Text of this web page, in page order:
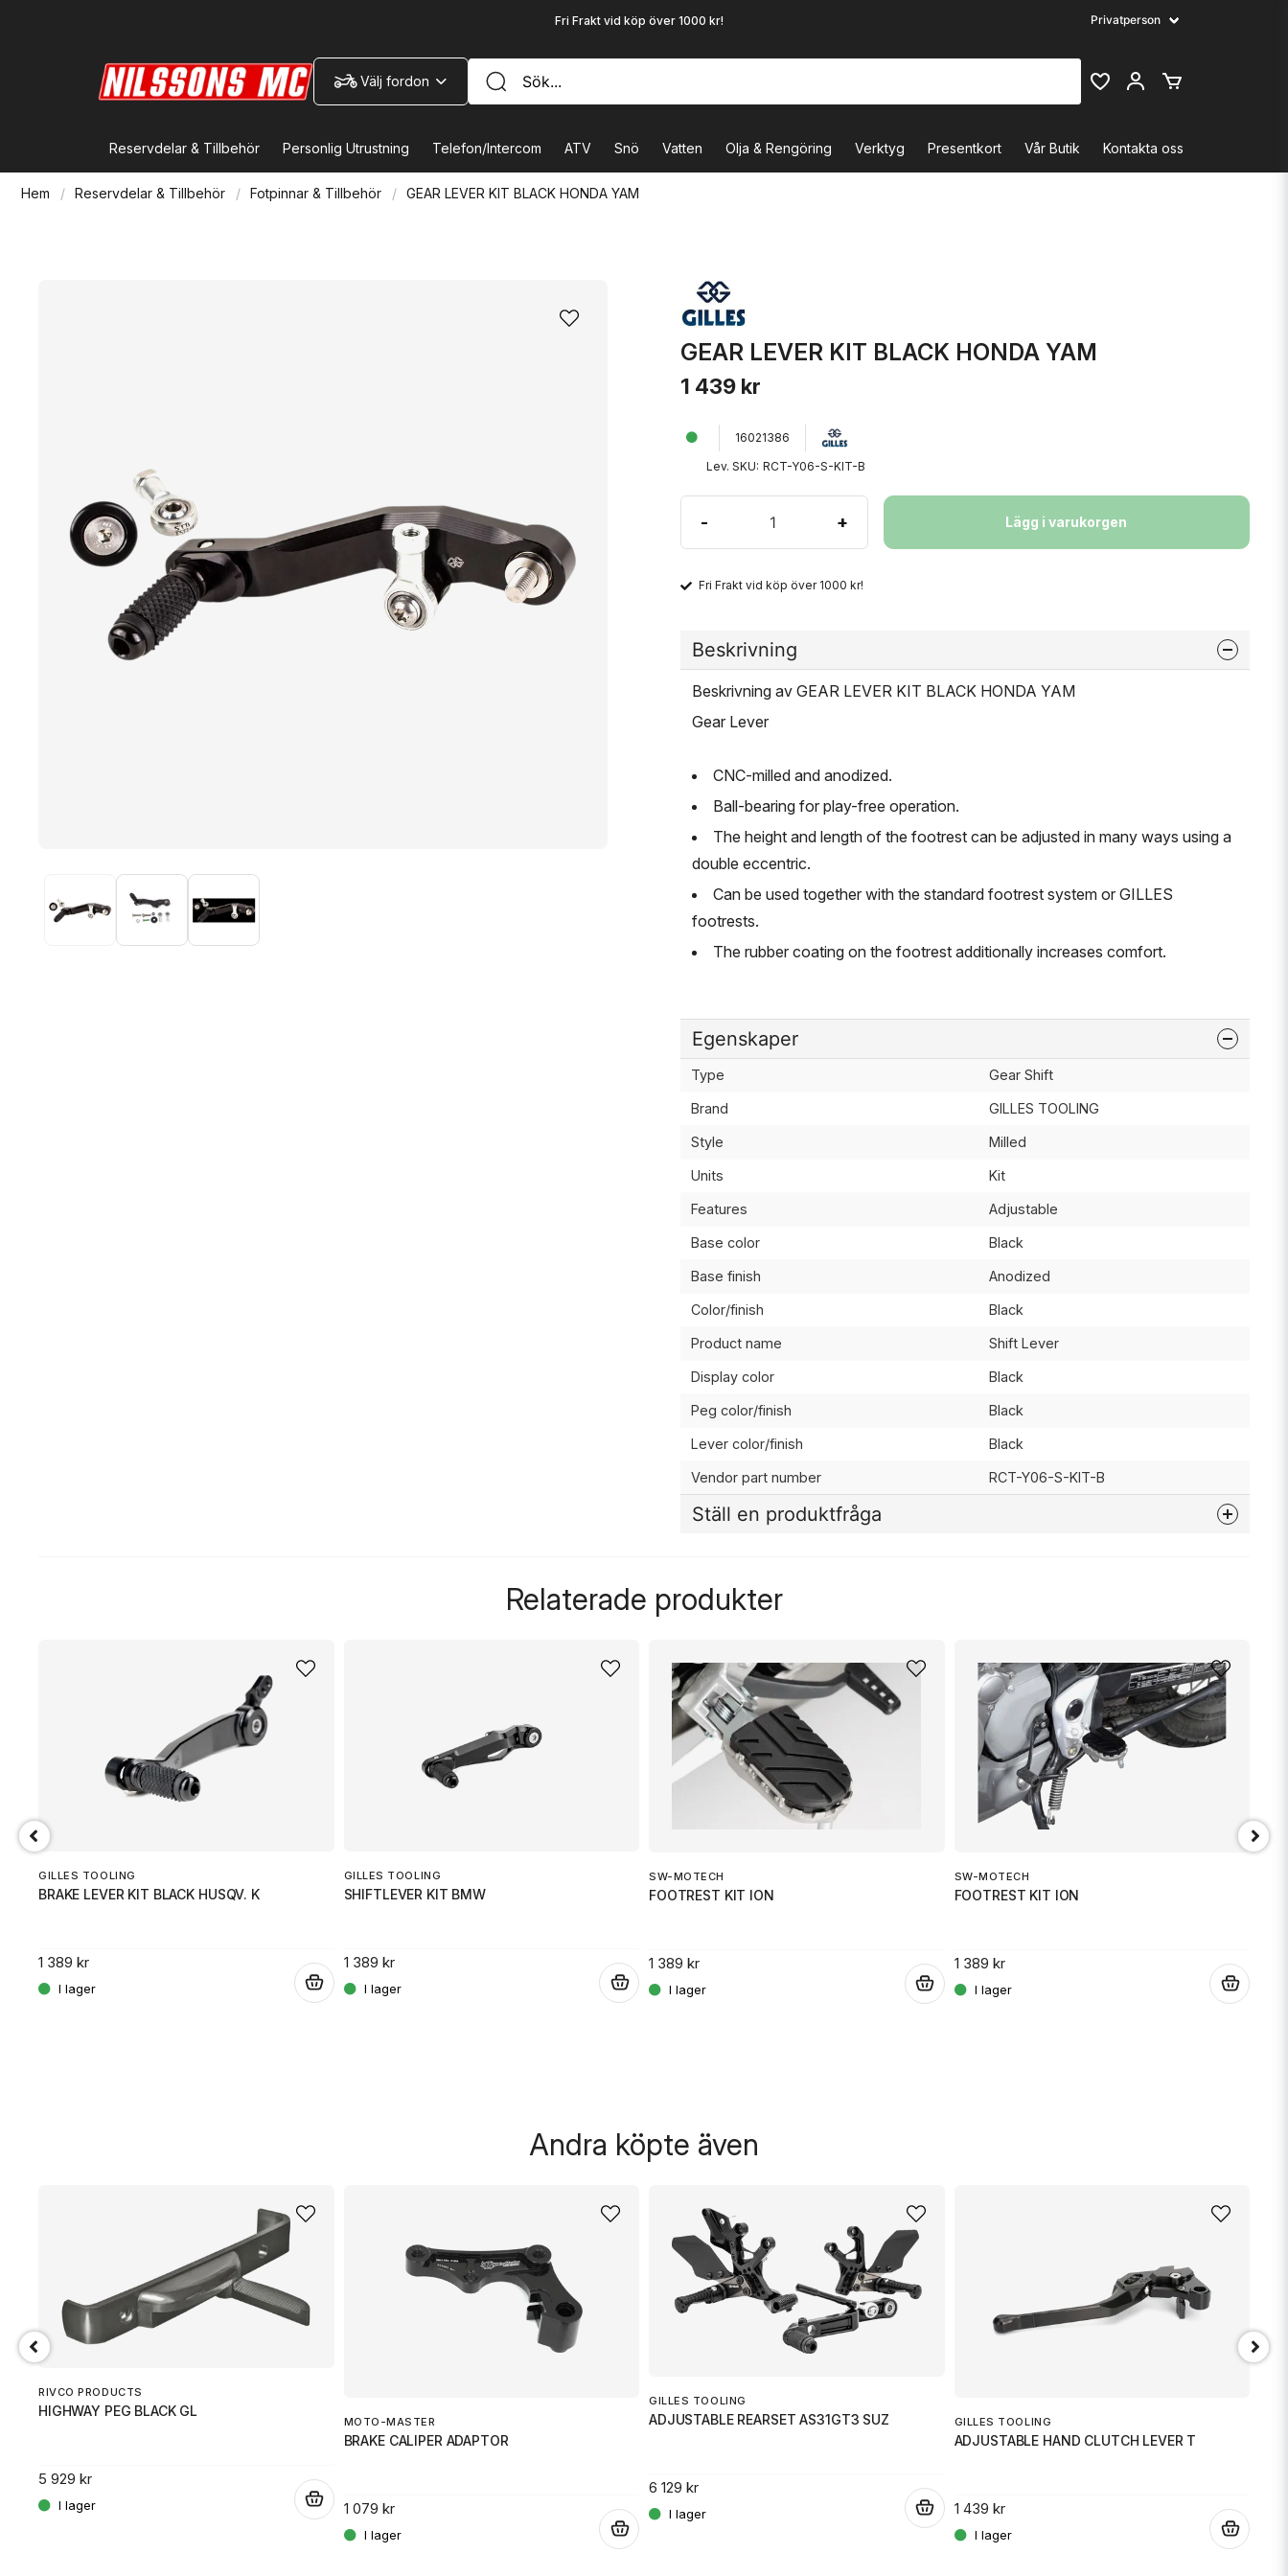
Fri Frakt vid köp över 1000 kr!
Välj fordon
Reservdelar & Tillbehör Personlig Utrustning Telefon/Intercom ATV Snö Vatten Olja & Rengöring Verktyg Presentkort Vår Butik Kontakta oss
Hem Reservdelar & Tillbehör Fotpinnar & Tillbehör GEAR LEVER KIT BLACK HONDA YAM
GEAR LEVER KIT BLACK HONDA YAM
1 439 kr
16021386
Lev. SKU: RCT-Y06-S-KIT-B
- + Lägg i varukorgen
Fri Frakt vid köp över 1000 kr!
Beskrivning
Beskrivning av GEAR LEVER KIT BLACK HONDA YAM
Gear Lever
CNC-milled and anodized.
Ball-bearing for play-free operation.
The height and length of the footrest can be adjusted in many ways using a
double eccentric.
Can be used together with the standard footrest system or GILLES
footrests.
The rubber coating on the footrest additionally increases comfort.
Egenskaper
Type Gear Shift
Brand GILLES TOOLING
Style Milled
Units Kit
Features Adjustable
Base color Black
Base finish Anodized
Color/finish Black
Product name Shift Lever
Display color Black
Peg color/finish Black
Lever color/finish Black
Vendor part number RCT-Y06-S-KIT-B
Ställ en produktfråga
name
Namn email
Mejladress
Ja, ni får publicera min fråga
Relaterade produkter
GILLES TOOLING
BRAKE LEVER KIT BLACK HUSQV. K
1 389 kr
GILLES TOOLING
SHIFTLEVER KIT BMW
1 389 kr
SW-MOTECH
FOOTREST KIT ION
1 389 kr
SW-MOTECH
FOOTREST KIT ION
1 389 kr
Andra köpte även
RIVCO PRODUCTS
HIGHWAY PEG BLACK GL
5 929 kr
MOTO-MASTER
BRAKE CALIPER ADAPTOR
1 079 kr
GILLES TOOLING
ADJUSTABLE REARSET AS31GT3 SUZ
6 129 kr
GILLES TOOLING
ADJUSTABLE HAND CLUTCH LEVER T
1 439 kr